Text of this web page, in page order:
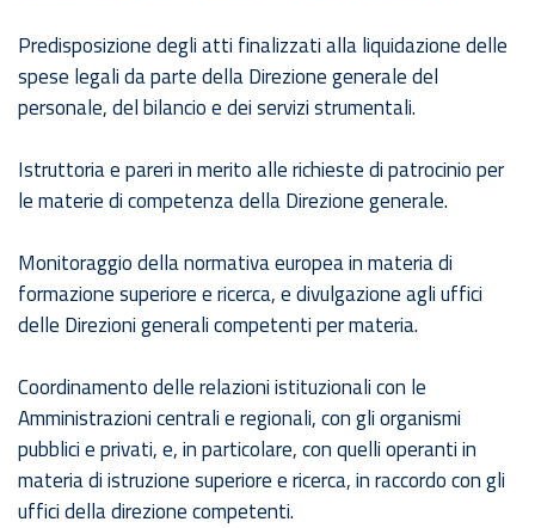
Predisposizione degli atti finalizzati alla liquidazione delle
spese legali da parte della Direzione generale del
personale, del bilancio e dei servizi strumentali.
Istruttoria e pareri in merito alle richieste di patrocinio per
le materie di competenza della Direzione generale.
Monitoraggio della normativa europea in materia di
formazione superiore e ricerca, e divulgazione agli uffici
delle Direzioni generali competenti per materia.
Coordinamento delle relazioni istituzionali con le
Amministrazioni centrali e regionali, con gli organismi
pubblici e privati, e, in particolare, con quelli operanti in
materia di istruzione superiore e ricerca, in raccordo con gli
uffici della direzione competenti.